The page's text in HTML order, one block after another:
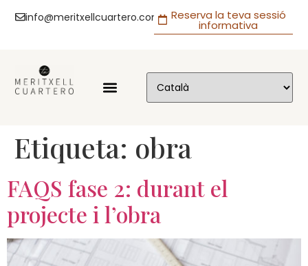
info@meritxellcuartero.com Reserva la teva sessió
informativa
Etiqueta: obra
FAQS fase 2: durant el
projecte i l’obra